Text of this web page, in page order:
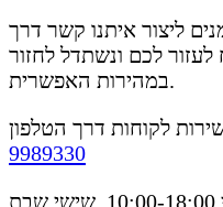
ליצור איתנו קשר דרך
לכם ונשתדל לחזור
במהירות האפשרית.
9989330
שעות פעילות: ראשון עד חמישי 10:00-18:00, שישי שבת